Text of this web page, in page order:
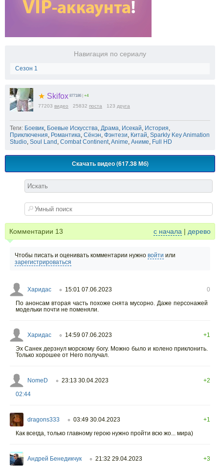
Навигация по сериалу
Сезон 1
★ Skifox 877186 +4
77203 видео 25832 поста 123 друга
Теги: Боевик, Боевые Искусства, Драма, Исекай, История,
Приключения, Романтика, Сёнэн, Фэнтези, Китай, Sparkly Key Animation
Studio, Soul Land , Combat Continent,Anime, Аниме, Full HD
Скачать видео (617.38 Мб)
Комментарии 13 с начала | дерево
Чтобы писать и оценивать комментарии нужно войти или
зарегистрироваться
Харидас ○ 15:01 07.06.2023
0
По анонсам вторая часть похоже снята мусорно. Даже персонажей
модельки почти не поменяли.
Харидас ○ 14:59 07.06.2023
+1
Эх Санек дерзнул морскому богу. Можно было и колено приклонить.
Только хорошее от Него получал.
NomeD ○ 23:13 30.04.2023
+2
02:44
dragons333 ○ 03:49 30.04.2023
+1
Как всегда, только главному герою нужно пройти всю жо... мира)
Андрей Бенедикчук ○ 21:32 29.04.2023
+3